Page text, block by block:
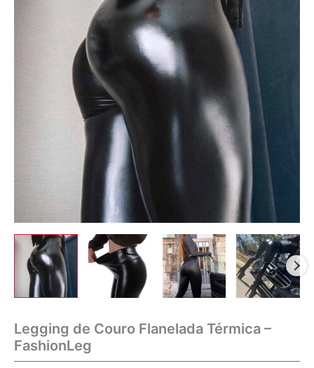
Legging de Couro Flanelada Térmica –
FashionLeg